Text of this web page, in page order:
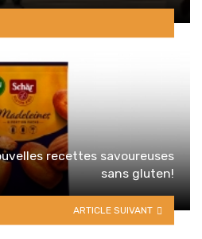
recettes savoureuses
sans gluten!
ARTICLE SUIVANT